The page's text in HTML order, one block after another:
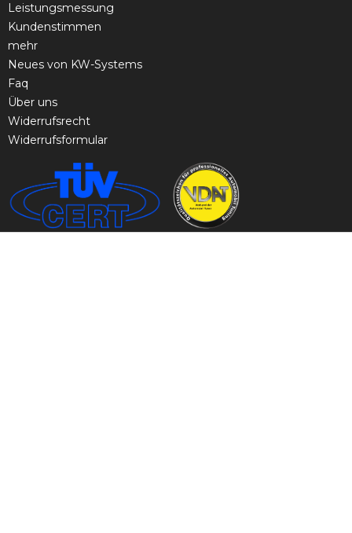
Leistungsmessung
Kundenstimmen
mehr
Neues von KW-Systems
Faq
Über uns
Widerrufsrecht
Widerrufsformular